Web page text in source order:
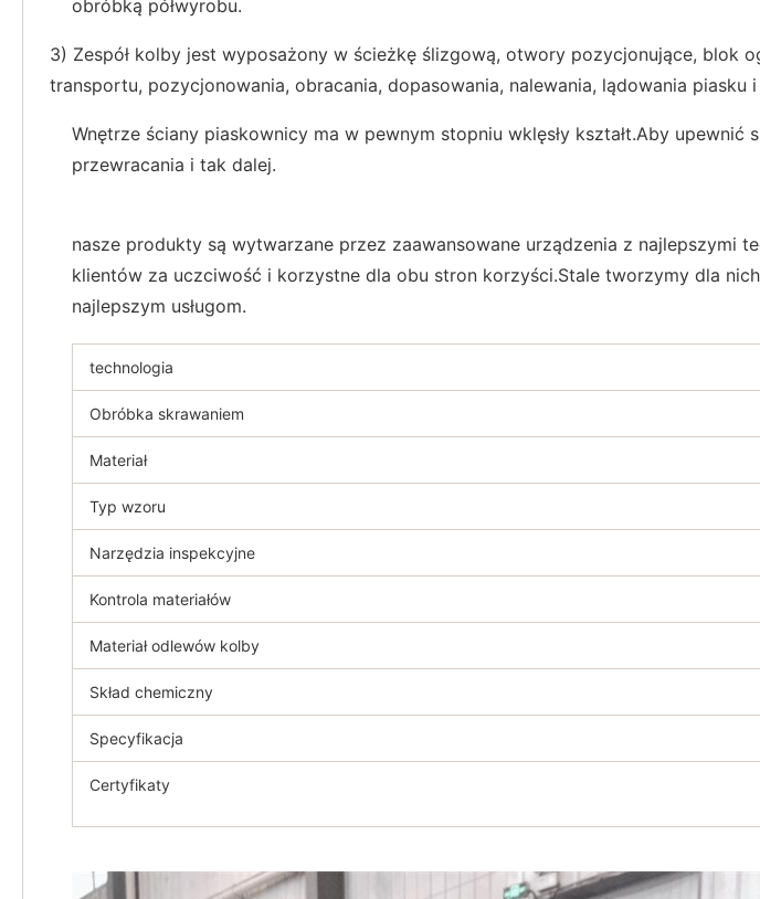
obróbką półwyrobu.
3) Zespół kolby jest wyposażony w ścieżkę ślizgową, otwory pozycjonujące, blok
transportu, pozycjonowania, obracania, dopasowania, nalewania, lądowania piasku
Wnętrze ściany piaskownicy ma w pewnym stopniu wklęsły kształt.Aby
przewracania i tak dalej.
nasze produkty są wytwarzane przez zaawansowane urządzenia z najlepszymi
klientów za uczciwość i korzystne dla obu stron korzyści.Stale tworzymy dla
najlepszym usługom.
technologia
Obróbka skrawaniem
Materiał
Typ wzoru
Narzędzia inspekcyjne
Kontrola materiałów
Materiał odlewów kolby
Skład chemiczny
Specyfikacja
Certyfikaty